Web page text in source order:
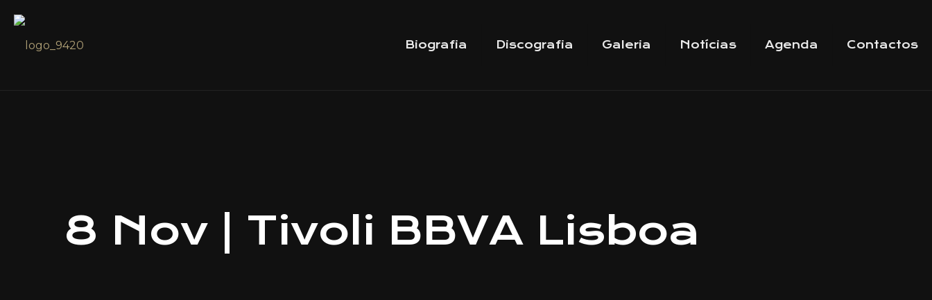
Biografia Discografia Galeria Notícias Agenda Contactos
8 Nov | Tivoli BBVA Lisboa